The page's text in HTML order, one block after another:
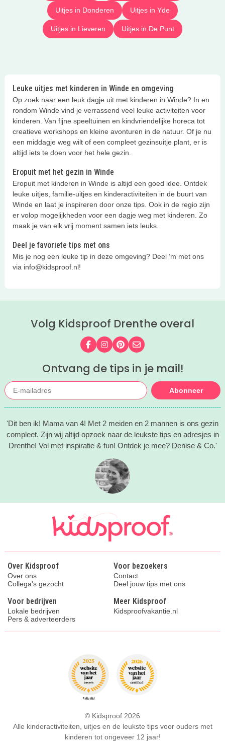
Uitjes in Donderen Uitjes in Yde
Uitjes in Lieveren Uitjes in De Punt
Leuke uitjes met kinderen in Winde en omgeving
Op zoek naar een leuk dagje uit met kinderen in Winde? In en
rondom Winde vind je verrassend veel leuke activiteiten voor
kinderen. Van fijne speeltuinen en kindvriendelijke horeca tot
creatieve workshops en kleine avonturen in de natuur. Of je nu
een middagje weg wilt of een compleet gezinsuitje plant, er is
altijd iets te doen voor het hele gezin.
Eropuit met het gezin in Winde
Eropuit met kinderen in Winde is altijd een goed idee. Ontdek
leuke uitjes, familie-uitjes en kinderactiviteiten in de buurt van
Winde en laat je inspireren door onze tips. Ook in de regio zijn
er volop mogelijkheden voor een dagje weg met kinderen. Zo
maak je van elk vrij moment samen iets leuks.
Deel je favoriete tips met ons
Mis je nog een leuke tip in deze omgeving? Deel ‘m met ons
via info@kidsproof.nl!
Volg Kidsproof Drenthe overal
Volg ons op Facebook
Volg ons op Instagram
Volg ons op Pinterest
Mail ons
Ontvang de tips in je mail!
Abonneer
'Dit ben ik! Mama van 4! Met 2 meiden en 2 mannen is ons gezin
compleet. Zijn wij altijd opzoek naar de leukste tips en adresjes in
Drenthe! Vol met inspiratie & fun! Ontdek je mee? Denise & Co.'
Over Kidsproof
Over ons
Collega's gezocht
Voor bezoekers
Contact
Deel jouw tips met ons
Voor bedrijven
Lokale bedrijven
Pers & adverteerders
Meer Kidsproof
Kidsproofvakantie.nl
© Kidsproof 2026
Alle kinderactiviteiten, uitjes en de leukste tips voor ouders met
kinderen tot ongeveer 12 jaar!